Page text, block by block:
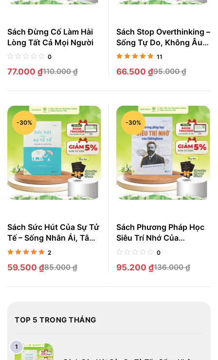
Sách Đừng Cố Làm Hài
Lòng Tất Cả Mọi Người
0
110.000₫
77.000 ₫
Sách Stop Overthinking –
Sống Tự Do, Không Âu
Lo
hạng4.825
11
95.000₫
66.500 ₫
-30%
Sách Sức Hút Của Sự Tử
Tế – Sống Nhân Ái, Tâm
Thư Thái
hạng5.005
2
85.000₫
59.500 ₫
-30%
Sách Phương Pháp Học
Siêu Trí Nhớ Của
Ebbinghaus – Học Tập
Suất
0
136.000₫
95.200 ₫
TOP 5 TRONG THÁNG